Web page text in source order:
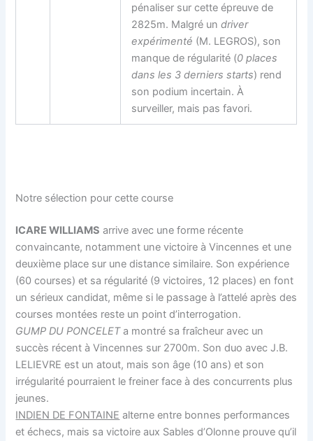
pénaliser sur cette épreuve de
2825m. Malgré undriver
expérimenté (M. LEGROS), son
manque de régularité (0 places
dans les 3 derniers starts) rend
son podium incertain. À
surveiller, mais pas favori.
Notre sélection pour cette course
ICARE WILLIAMS arrive avec une forme récente
convaincante, notamment une victoire à Vincennes et une
deuxième place sur une distance similaire. Son expérience
(60 courses) et sa régularité (9 victoires, 12 places) en font
un sérieux candidat, même si le passage à l’attelé après des
courses montées reste un point d’interrogation.
GUMP DU PONCELETa montré sa fraîcheur avec un
succès récent à Vincennes sur 2700m. Son duo avec J.B.
LELIEVRE est un atout, mais son âge (10 ans) et son
irrégularité pourraient le freiner face à des concurrents plus
jeunes.
INDIEN DE FONTAINE alterne entre bonnes performances
et échecs, mais sa victoire aux Sables d’Olonne prouve qu’il